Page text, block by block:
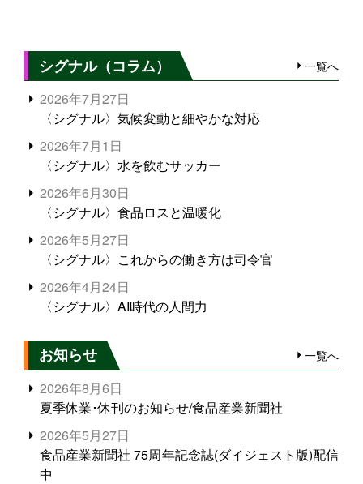
シグナル（コラム） 一覧へ
2026年7月27日
〈シグナル〉気候変動と細やかな対応
2026年7月1日
〈シグナル〉水を飲むサッカー
2026年6月30日
〈シグナル〉食品ロスと温暖化
2026年5月27日
〈シグナル〉これからの働き方は司令官
2026年4月24日
〈シグナル〉AI時代の人間力
お知らせ 一覧へ
2026年8月6日
夏季休業･休刊のお知らせ/食品産業新聞社
2026年5月27日
食品産業新聞社 75周年記念誌(ダイジェスト版)配信
中